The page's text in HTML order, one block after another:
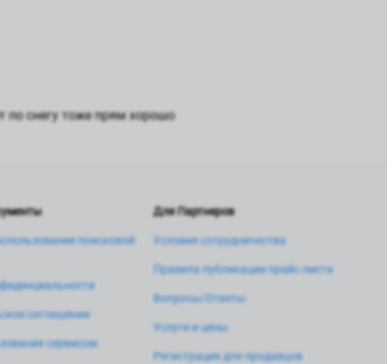
по снегу тоже прям хорошо
поисковой
соглашение
сервисом
Для Партнеров
Условия сотрудничества
Правила публикации прайс-листа
Вопросы/Ответы
Услуги и цены
Регистрация для продавцов